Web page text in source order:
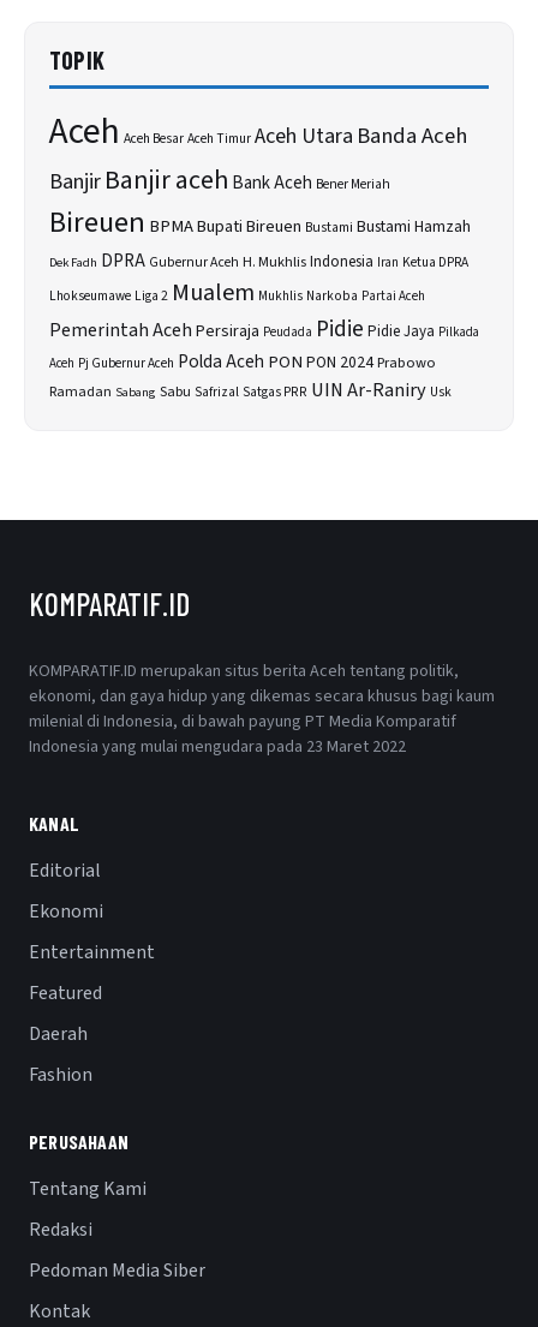
TOPIK
Aceh Aceh BesarAceh TimurAceh Utara Banda Aceh
BanjirBanjir aceh Bank Aceh Bener Meriah
Bireuen BPMABupati Bireuen Bustami Bustami Hamzah
Dek Fadh DPRA Gubernur Aceh H. MukhlisIndonesia Iran Ketua DPRA
Lhokseumawe Liga 2 Mualem Mukhlis Narkoba Partai Aceh
Pemerintah AcehPersiraja Peudada Pidie Pidie Jaya Pilkada
Aceh Pj Gubernur Aceh Polda Aceh PON PON 2024Prabowo
Ramadan Sabang Sabu Safrizal Satgas PRR UIN Ar-Raniry Usk
KOMPARATIF.ID
KOMPARATIF.ID merupakan situs berita Aceh tentang politik,
ekonomi, dan gaya hidup yang dikemas secara khusus bagi kaum
milenial di Indonesia, di bawah payung PT Media Komparatif
Indonesia yang mulai mengudara pada 23 Maret 2022
KANAL
Editorial
Ekonomi
Entertainment
Featured
Daerah
Fashion
PERUSAHAAN
Tentang Kami
Redaksi
Pedoman Media Siber
Kontak